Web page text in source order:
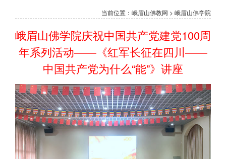
当前位置：峨眉山佛教网 > 峨眉山佛学院
峨眉山佛学院庆祝中国共产党建党100周
年系列活动——《红军长征在四川——
中国共产党为什么“能”》讲座